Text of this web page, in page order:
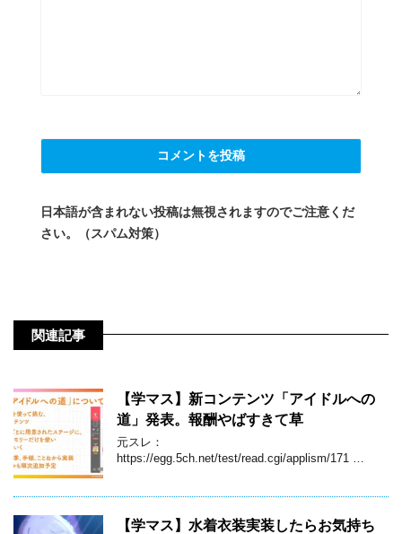
日本語が含まれない投稿は無視されますのでご注意くだ
さい。（スパム対策）
関連記事
【学マス】新コンテンツ「アイドルへの
道」発表。報酬やばすきて草
元スレ：
https://egg.5ch.net/test/read.cgi/applism/171 …
【学マス】水着衣装実装したらお気持ち